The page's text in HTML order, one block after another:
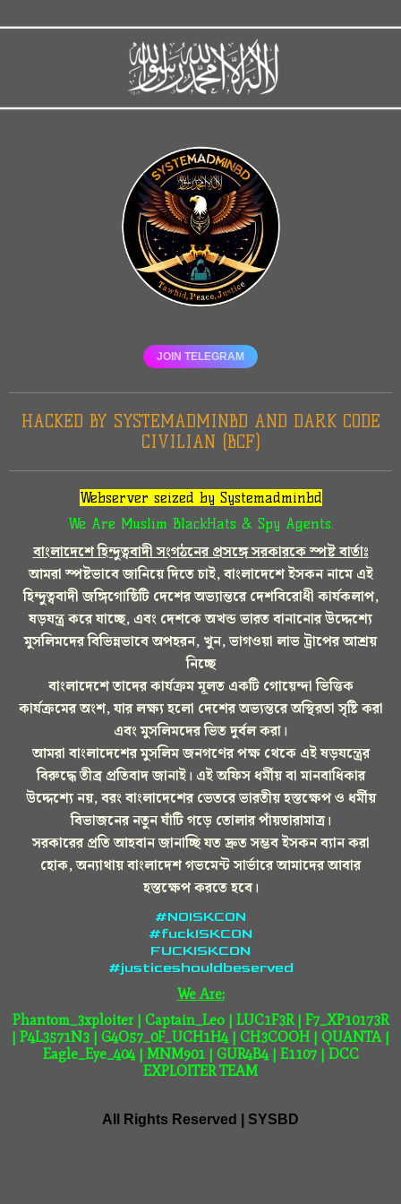
JOIN TELEGRAM
HACKED BY SYSTEMADMINBD AND DARK CODE
CIVILIAN (BCF)
Webserver seized by Systemadminbd
We Are Muslim BlackHats & Spy Agents.
বাংলাদেশে হিন্দুত্ববাদী সংগঠনের প্রসঙ্গে সরকারকে স্পষ্ট বার্তাঃ
আমরা স্পষ্টভাবে জানিয়ে দিতে চাই, বাংলাদেশে ইসকন নামে এই
হিন্দুত্ববাদী জঙ্গিগোষ্ঠিটি দেশের অভ্যান্তরে দেশবিরোধী কার্যকলাপ,
ষড়যন্ত্র করে যাচ্ছে, এবং দেশকে অখন্ড ভারত বানানোর উদ্দেশ্যে
মুসলিমদের বিভিন্নভাবে অপহরন, খুন, ভাগওয়া লাভ ট্রাপের আশ্রয়
নিচ্ছে
বাংলাদেশে তাদের কার্যক্রম মূলত একটি গোয়েন্দা ভিত্তিক
কার্যক্রমের অংশ, যার লক্ষ্য হলো দেশের অভ্যন্তরে অস্থিরতা সৃষ্টি করা
এবং মুসলিমদের ভিত দুর্বল করা।
আমরা বাংলাদেশের মুসলিম জনগণের পক্ষ থেকে এই ষড়যন্ত্রের
বিরুদ্ধে তীব্র প্রতিবাদ জানাই। এই অফিস ধর্মীয় বা মানবাধিকার
উদ্দেশ্যে নয়, বরং বাংলাদেশের ভেতরে ভারতীয় হস্তক্ষেপ ও ধর্মীয়
বিভাজনের নতুন ঘাঁটি গড়ে তোলার পাঁয়তারামাত্র।
সরকারের প্রতি আহবান জানাচ্ছি যত দ্রুত সম্ভব ইসকন ব্যান করা
হোক, অন্যাথায় বাংলাদেশ গভমেন্ট সার্ভারে আমাদের আবার
হস্তক্ষেপ করতে হবে।
#NOISKCON
#fuckISKCON
FUCKISKCON
#justiceshouldbeserved
We Are:
Phantom_3xploiter | Captain_Leo | LUC1F3R | F7_XP10173R
| P4L3571N3 | G4O57_0F_UCH1H4 | CH3COOH | QUANTA |
Eagle_Eye_404 | MNM901 | GUR4B4 | E1107 | DCC
EXPLOITER TEAM
All Rights Reserved | SYSBD